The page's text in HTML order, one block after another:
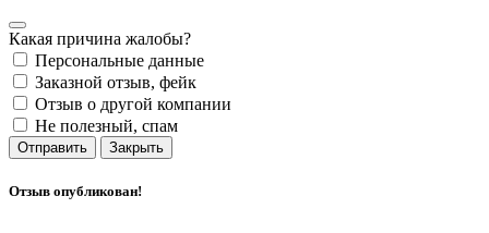
Какая причина жалобы?
Персональные данные
Заказной отзыв, фейк
Отзыв о другой компании
Не полезный, спам
Отправить Закрыть
Отзыв опубликован!